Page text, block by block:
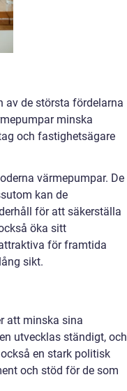
av de största fördelarna
minska
och fastighetsägare
värmepumpar. De
kan de
för att säkerställa
öka sitt
för framtida
sikt.
att minska sina
utvecklas ständigt, och
en stark politisk
och stöd för de som